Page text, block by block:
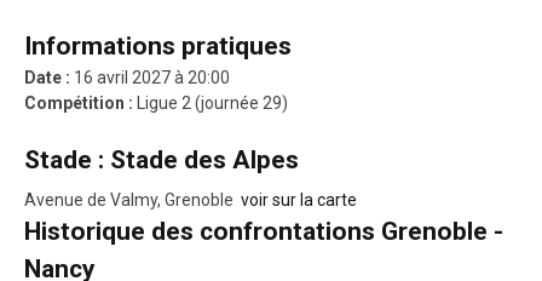
Informations pratiques
Date : 16 avril 2027 à 20:00
Compétition : Ligue 2 (journée 29)
Stade : Stade des Alpes
Avenue de Valmy, Grenoble voir sur la carte
Historique des confrontations Grenoble -
Nancy